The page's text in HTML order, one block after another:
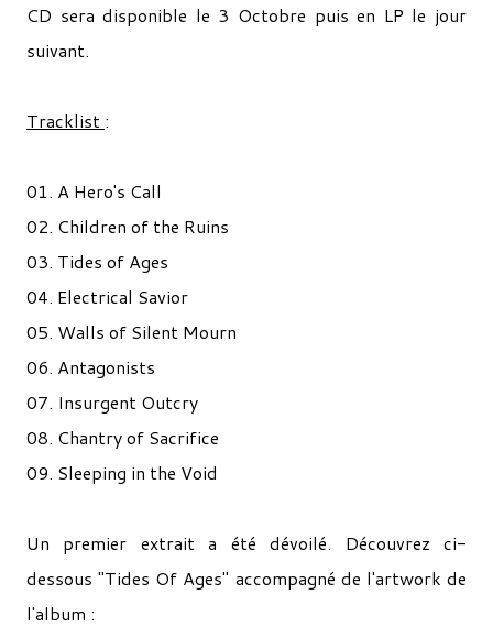
CD sera disponible le 3 Octobre puis en LP le jour
suivant.
Tracklist :
01. A Hero's Call
02. Children of the Ruins
03. Tides of Ages
04. Electrical Savior
05. Walls of Silent Mourn
06. Antagonists
07. Insurgent Outcry
08. Chantry of Sacrifice
09. Sleeping in the Void
Un premier extrait a été dévoilé. Découvrez ci-
dessous "Tides Of Ages" accompagné de l'artwork de
l'album :